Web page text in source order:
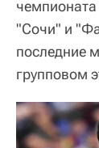
чемпионата
"Сочи" и
последние
групповом